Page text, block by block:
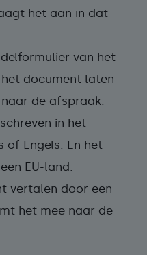
het aan in dat
van het
document laten
de afspraak.
in het
of Engels. En het
EU-land.
vertalen door een
het mee naar de